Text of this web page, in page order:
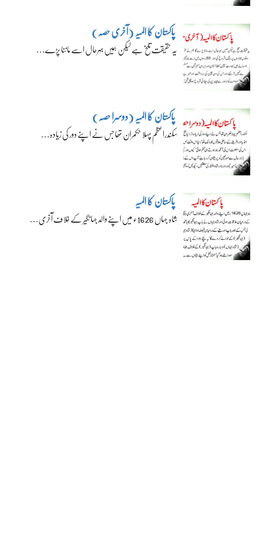
پاکستان کا المیہ (آخری حصہ)
یہ حقیقت تلخ ہے لیکن ہمیں بہرحال اسے ماننا پڑے…
پاکستان کا المیہ (دوسرا حصہ)
سکندراعظم پہلا حکمران تھا جس نے اپنے دور کی زیادہ…
پاکستان کا المیہ
شاہ جہاں 1626ء میں اپنے والد جہانگیر کے خلاف آخری…